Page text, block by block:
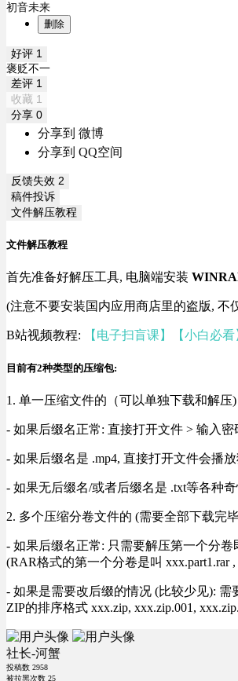
初音未来
删除
好评 1
褒贬不一
差评 1
收藏 1
分享 0
分享到 微博
分享到 QQ空间
反馈失效 2
稿件投诉
文件解压教程
文件解压教程
首先准备好解压工具, 电脑端安装
(注意不要安装国内应用商店里的盗版, 不
B站视频教程: 【电子扫盲课】【小白必
目前有2种类型的压缩包:
1. 单一压缩文件的（可以单独下载和解压)
- 如果后缀名正常: 直接打开文件 > 输入
- 如果后缀名是 .mp4, 直接打开文件会播
- 如果无后缀名/或者后缀名是 .txt等各种
2. 多个压缩分卷文件的 (需要全部下载完
- 如果后缀名正常: 只需要解压第一个分
(RAR格式的第一个分卷是叫
- 如果是需要改后缀的情况 (比较少见): 需
ZIP的排序格式 xxx.zip, xxx.zip.001,
社长-河蟹
投稿数 2958
被拉黑次数 25